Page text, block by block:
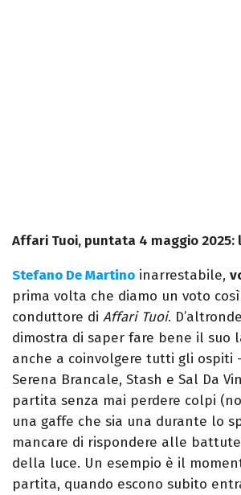
Affari Tuoi, puntata 4 maggio 2025:
Stefano De Martino inarrestabile,
prima volta che diamo un voto
conduttore di Affari Tuoi.
dimostra di saper fare bene il suo
anche a coinvolgere tutti gli ospiti
Serena Brancale, Stash e Sal Da
partita senza mai perdere colpi
una gaffe che sia una durante lo
mancare di rispondere alle
della luce. Un esempio è il
partita, quando escono subito